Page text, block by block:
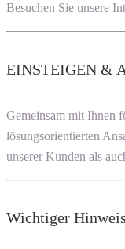
Besuchen Sie unsere
EINSTEIGEN &
Gemeinsam mit Ihnen
lösungsorientierten
unserer Kunden als
Wichtiger Hinweis